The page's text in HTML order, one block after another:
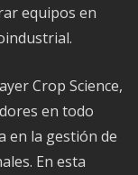
equipos en
Crop Science,
en todo
en la gestión de
En esta